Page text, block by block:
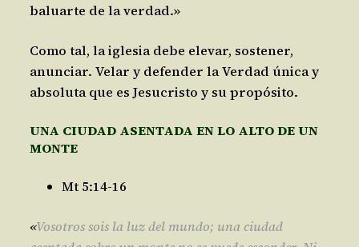
baluarte de la verdad.»
Como tal, la iglesia debe elevar, sostener,
anunciar. Velar y defender la Verdad única y
absoluta que es Jesucristo y su propósito.
UNA CIUDAD ASENTADA EN LO ALTO DE UN
MONTE
Mt 5:14-16
«Vosotros sois la luz del mundo; una ciudad